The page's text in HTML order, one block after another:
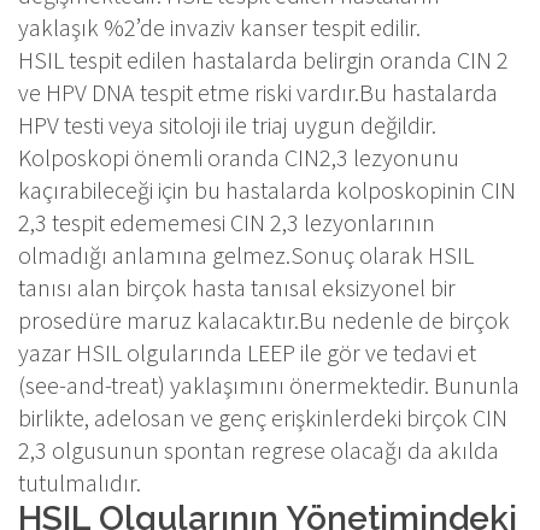
yaklaşık %2’de invaziv kanser tespit edilir.
HSIL tespit edilen hastalarda belirgin oranda CIN 2
ve HPV DNA tespit etme riski vardır.Bu hastalarda
HPV testi veya sitoloji ile triaj uygun değildir.
Kolposkopi önemli oranda CIN2,3 lezyonunu
kaçırabileceği için bu hastalarda kolposkopinin CIN
2,3 tespit edememesi CIN 2,3 lezyonlarının
olmadığı anlamına gelmez.Sonuç olarak HSIL
tanısı alan birçok hasta tanısal eksizyonel bir
prosedüre maruz kalacaktır.Bu nedenle de birçok
yazar HSIL olgularında LEEP ile gör ve tedavi et
(see-and-treat) yaklaşımını önermektedir. Bununla
birlikte, adelosan ve genç erişkinlerdeki birçok CIN
2,3 olgusunun spontan regrese olacağı da akılda
tutulmalıdır.
HSIL Olgularının Yönetimindeki